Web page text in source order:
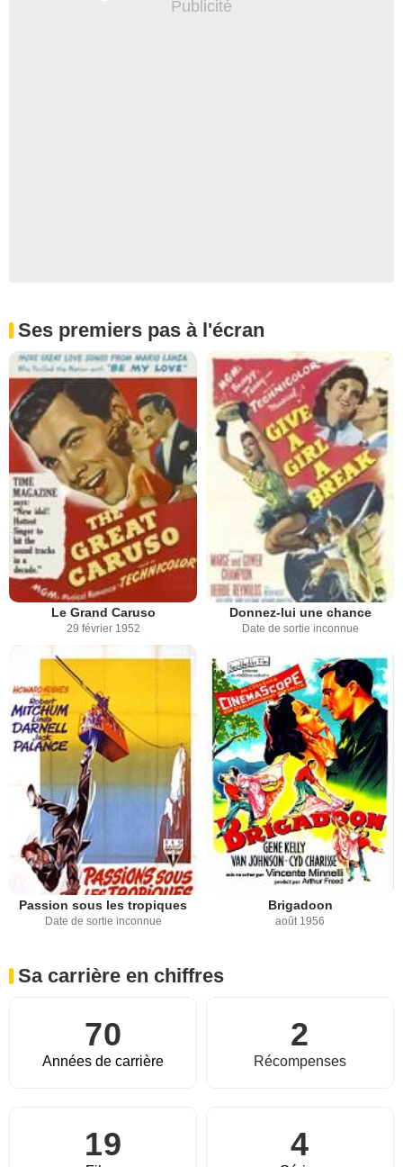
Ses premiers pas à l'écran
Le Grand Caruso
29 février 1952
Donnez-lui une chance
Date de sortie inconnue
Passion sous les tropiques
Date de sortie inconnue
Brigadoon
août 1956
Sa carrière en chiffres
70
Années de carrière
2
Récompenses
19 4